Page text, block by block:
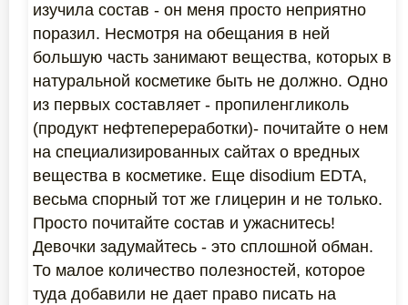
изучила состав - он меня просто неприятно
поразил. Несмотря на обещания в ней
большую часть занимают вещества, которых в
натуральной косметике быть не должно. Одно
из первых составляет - пропиленгликоль
(продукт нефтепереработки)- почитайте о нем
на специализированных сайтах о вредных
вещества в косметике. Еще disodium EDTA,
весьма спорный тот же глицерин и не только.
Просто почитайте состав и ужаснитесь!
Девочки задумайтесь - это сплошной обман.
То малое количество полезностей, которое
туда добавили не дает право писать на